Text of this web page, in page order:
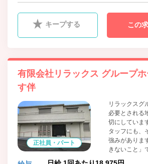
キープする この
有限会社リラックス グループホ
す伴
正社員・パート
リラックスグ
必要とされる
切にしていま
タッフにも、
強みがありま
きないこと」
しさ」や「で